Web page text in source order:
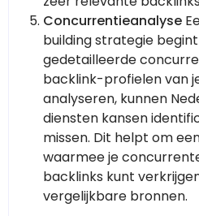
Concurrentieanalyse
building strategie
gedetailleerde
backlink-profielen van
analyseren, kunnen
diensten kansen
missen. Dit helpt om
waarmee je
backlinks kunt
vergelijkbare bronnen.